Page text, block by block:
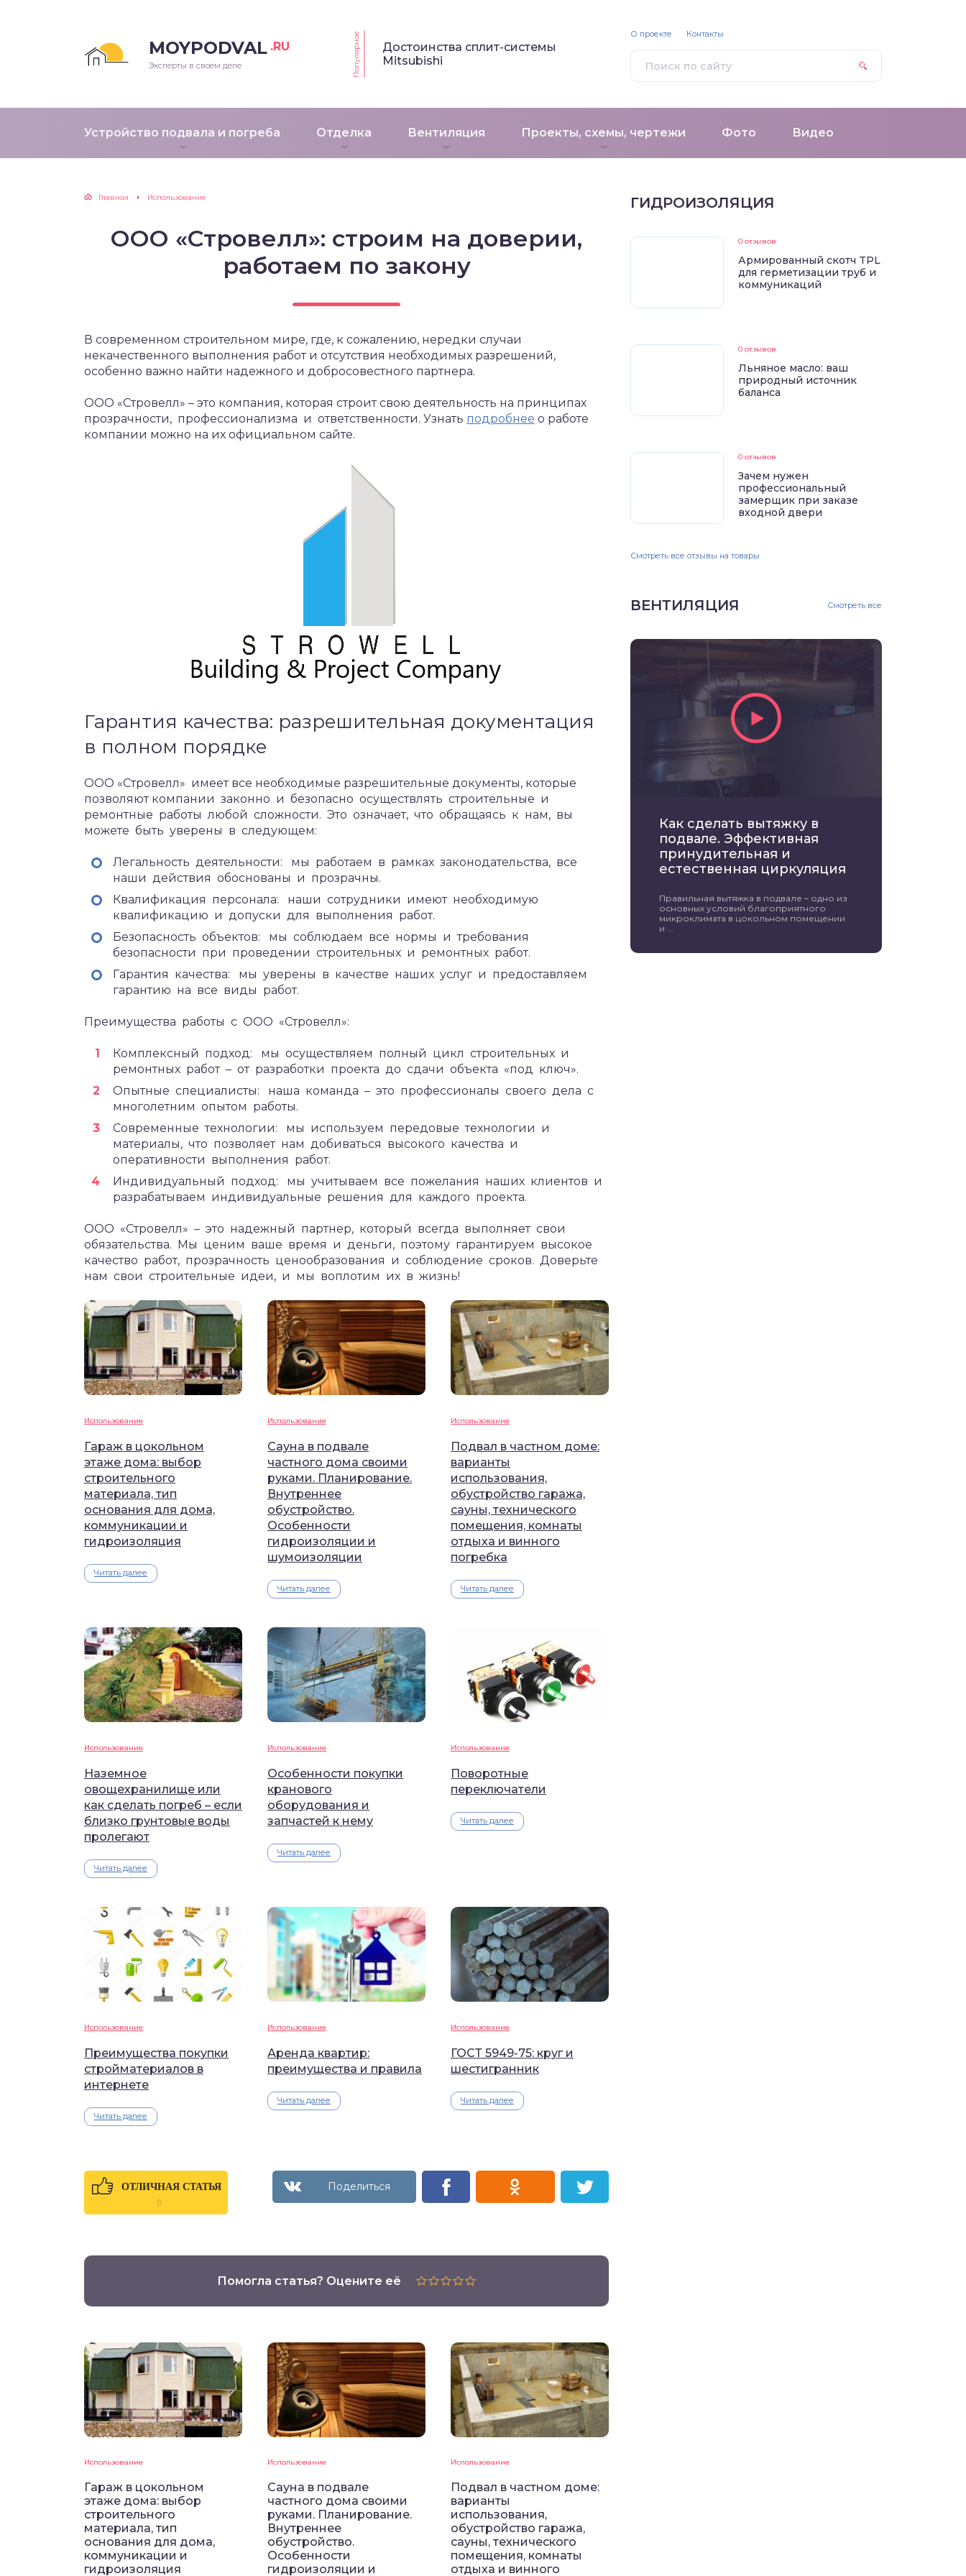
MOYPODVAL .RU
Эксперты в своем деле Популярное
Достоинства сплит-системы
Mitsubishi
Устройство подвала и погреба Отделка Вентиляция Проекты, схемы, чертежи Фото Видео
О проекте Контакты
Главная Использование
ООО «Стровелл»: строим на доверии,
работаем по закону
В современном строительном мире, где, к сожалению, нередки случаи
некачественного выполнения работ и отсутствия необходимых разрешений,
особенно важно найти надежного и добросовестного партнера.
ООО «Стровелл» – это компания, которая строит свою деятельность на принципах
прозрачности, профессионализма и ответственности. Узнать подробнее о работе
компании можно на их официальном сайте.
Гарантия качества: разрешительная документация
в полном порядке
ООО «Стровелл» имеет все необходимые разрешительные документы, которые
позволяют компании законно и безопасно осуществлять строительные и
ремонтные работы любой сложности. Это означает, что обращаясь к нам, вы
можете быть уверены в следующем:
Легальность деятельности: мы работаем в рамках законодательства, все
наши действия обоснованы и прозрачны.
Квалификация персонала: наши сотрудники имеют необходимую
квалификацию и допуски для выполнения работ.
Безопасность объектов: мы соблюдаем все нормы и требования
безопасности при проведении строительных и ремонтных работ.
Гарантия качества: мы уверены в качестве наших услуг и предоставляем
гарантию на все виды работ.
Преимущества работы с ООО «Стровелл»:
Комплексный подход: мы осуществляем полный цикл строительных и
ремонтных работ – от разработки проекта до сдачи объекта «под ключ».
Опытные специалисты: наша команда – это профессионалы своего дела с
многолетним опытом работы.
Современные технологии: мы используем передовые технологии и
материалы, что позволяет нам добиваться высокого качества и
оперативности выполнения работ.
Индивидуальный подход: мы учитываем все пожелания наших клиентов и
разрабатываем индивидуальные решения для каждого проекта.
ООО «Стровелл» – это надежный партнер, который всегда выполняет свои
обязательства. Мы ценим ваше время и деньги, поэтому гарантируем высокое
качество работ, прозрачность ценообразования и соблюдение сроков. Доверьте
нам свои строительные идеи, и мы воплотим их в жизнь!
Использование
Гараж в цокольном
этаже дома: выбор
строительного
материала, тип
основания для дома,
коммуникации и
гидроизоляция
Читать далее
Использование
Сауна в подвале
частного дома своими
руками. Планирование.
Внутреннее
обустройство.
Особенности
гидроизоляции и
шумоизоляции
Читать далее
Использование
Подвал в частном доме:
варианты
использования,
обустройство гаража,
сауны, технического
помещения, комнаты
отдыха и винного
погребка
Читать далее
Использование
Наземное
овощехранилище или
как сделать погреб – если
близко грунтовые воды
пролегают
Читать далее
Использование
Особенности покупки
кранового
оборудования и
запчастей к нему
Читать далее
Использование
Поворотные
переключатели
Читать далее
Использование
Преимущества покупки
стройматериалов в
интернете
Читать далее
Использование
Аренда квартир:
преимущества и правила
Читать далее
Использование
ГОСТ 5949-75: круг и
шестигранник
Читать далее
ОТЛИЧНАЯ СТАТЬЯ
0
Помогла статья? Оцените её
Использование
Гараж в цокольном
этаже дома: выбор
строительного
материала, тип
основания для дома,
коммуникации и
гидроизоляция
Использование
Сауна в подвале
частного дома своими
руками. Планирование.
Внутреннее
обустройство.
Особенности
гидроизоляции и
Использование
Подвал в частном доме:
варианты
использования,
обустройство гаража,
сауны, технического
помещения, комнаты
отдыха и винного
ГИДРОИЗОЛЯЦИЯ
0 отзывов
Армированный скотч TPL
для герметизации труб и
коммуникаций
0 отзывов
Льняное масло: ваш
природный источник
баланса
0 отзывов
Зачем нужен
профессиональный
замерщик при заказе
входной двери
Смотреть все отзывы на товары
ВЕНТИЛЯЦИЯ Смотреть все
Как сделать вытяжку в
подвале. Эффективная
принудительная и
естественная циркуляция
Правильная вытяжка в подвале – одно из
основных условий благоприятного
микроклимата в цокольном помещении
и ...